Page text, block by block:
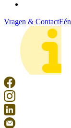
Vragen & Contact